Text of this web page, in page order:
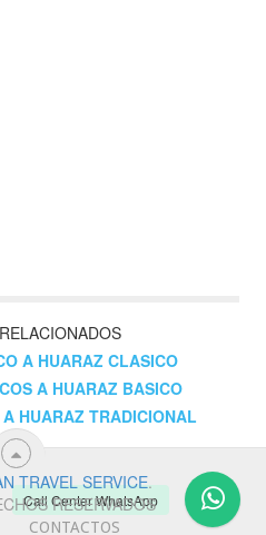
Call Center WhatsApp
A HUARAZ CLASICO
A HUARAZ BASICO
HUARAZ TRADICIONAL
TRAVEL SERVICE.
RESERVADOS
CONTACTOS